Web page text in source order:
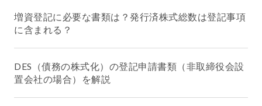
増資登記に必要な書類は？発行済株式総数は登記事項
に含まれる？
DES（債務の株式化）の登記申請書類（非取締役会設
置会社の場合）を解説